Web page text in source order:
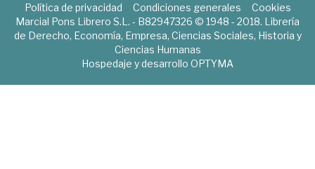
Política de privacidad Condiciones generales
Cookies
Marcial Pons Librero S.L. - B82947326 © 1948 - 2018. Librería
de Derecho, Economía, Empresa, Ciencias Sociales, Historia y
Ciencias Humanas
Hospedaje y desarrollo OPTYMA